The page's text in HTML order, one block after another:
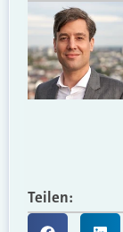
Teilen: